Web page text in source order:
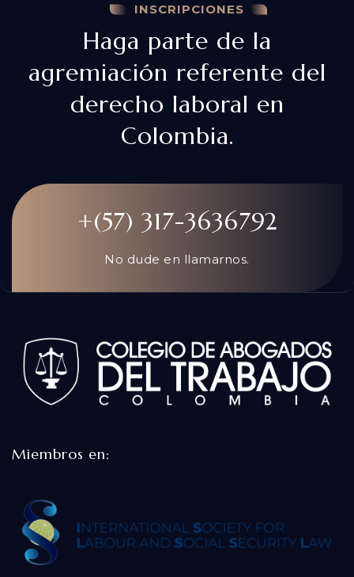
INSCRIPCIONES
Haga parte de la
agremiación referente del
derecho laboral en
Colombia.
+(57) 317-3636792
No dude en llamarnos.
Miembros en: